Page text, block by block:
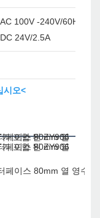
100V -240V/60Hz
24V/2.5A
시오<